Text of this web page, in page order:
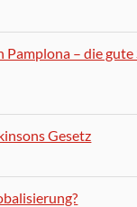
Pamplona – die
Gesetz